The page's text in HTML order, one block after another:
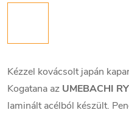
Kézzel kovácsolt japán
Kogatana az UMEBACHI
laminált acélból készült.